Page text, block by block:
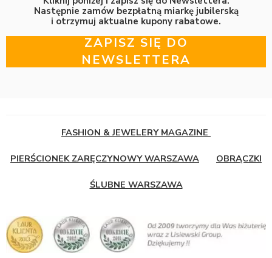
Następnie zamów bezpłatną miarkę jubilerską
i otrzymuj aktualne kupony rabatowe.
ZAPISZ SIĘ DO
NEWSLETTERA
FASHION & JEWELERY MAGAZINE
PIERŚCIONEK ZARĘCZYNOWY WARSZAWA OBRĄCZKI
ŚLUBNE WARSZAWA